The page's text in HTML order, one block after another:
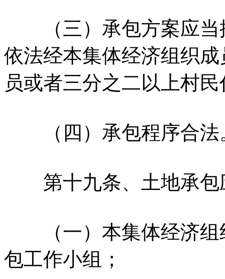
（三）承包方案应当
依法经本集体经济组织
员或者三分之二以上村
（四）承包程序合法
第十九条、土地承包
（一）本集体经济组
包工作小组；